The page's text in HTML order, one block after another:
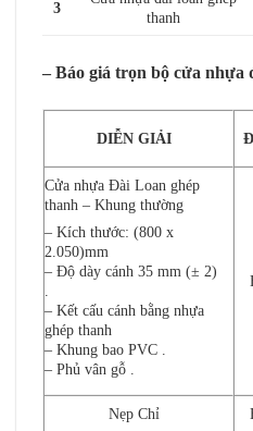
3
thanh
– Báo giá trọn bộ cửa nhựa
DIỄN GIẢI
Cửa nhựa Đài Loan ghép
thanh – Khung thường
– Kích thước: (800 x
2.050)mm
– Độ dày cánh 35 mm (± 2)
– Kết cấu cánh bằng nhựa
ghép thanh
– Khung bao PVC .
– Phủ vân gỗ .
Nẹp Chỉ